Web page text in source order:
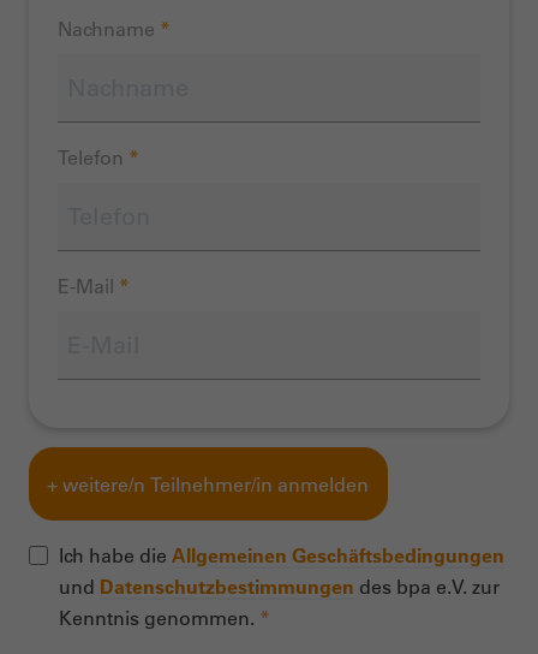
Nachname *
Telefon *
E-Mail *
+ weitere/n Teilnehmer/in anmelden
Ich habe die Allgemeinen Geschäftsbedingungen
und Datenschutzbestimmungen des bpa e.V. zur
Kenntnis genommen. *